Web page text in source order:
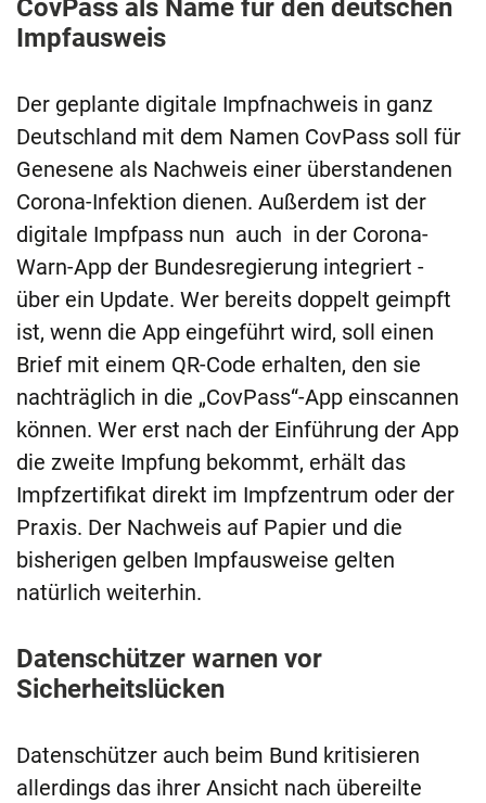
CovPass als Name für den deutschen
Impfausweis
Der geplante digitale Impfnachweis in ganz
Deutschland mit dem Namen CovPass soll für
Genesene als Nachweis einer überstandenen
Corona-Infektion dienen. Außerdem ist der
digitale Impfpass nun auch in der Corona-
Warn-App der Bundesregierung integriert -
über ein Update. Wer bereits doppelt geimpft
ist, wenn die App eingeführt wird, soll einen
Brief mit einem QR-Code erhalten, den sie
nachträglich in die „CovPass“-App einscannen
können. Wer erst nach der Einführung der App
die zweite Impfung bekommt, erhält das
Impfzertifikat direkt im Impfzentrum oder der
Praxis. Der Nachweis auf Papier und die
bisherigen gelben Impfausweise gelten
natürlich weiterhin.
Datenschützer warnen vor
Sicherheitslücken
Datenschützer auch beim Bund kritisieren
allerdings das ihrer Ansicht nach übereilte